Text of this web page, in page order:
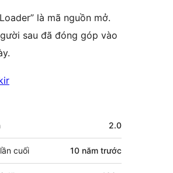
là mã nguồn mở.
sau đã đóng góp vào
2.0
cuối 10 năm trước